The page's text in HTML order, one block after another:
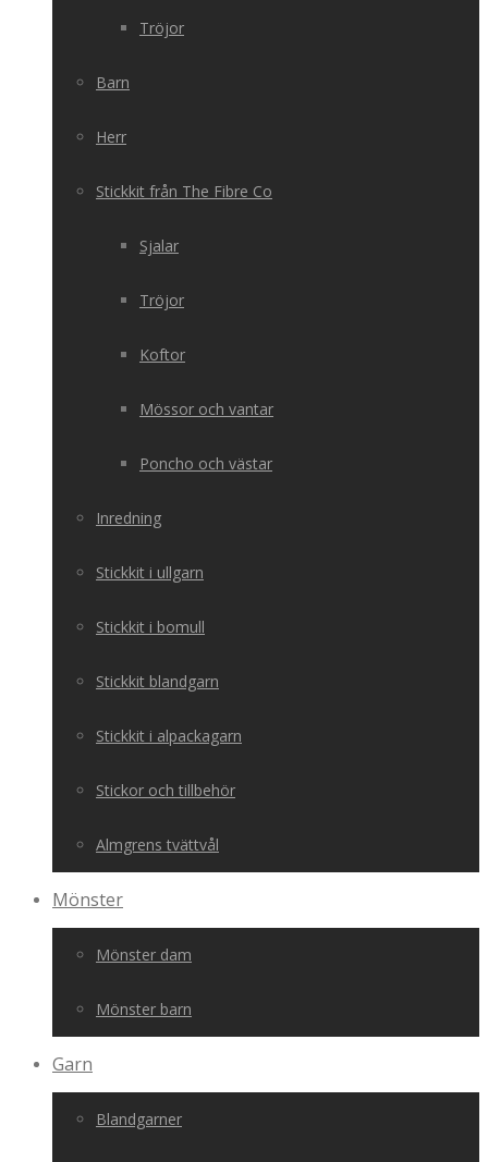
Tröjor
Barn
Herr
Stickkit från The Fibre Co
Sjalar
Tröjor
Koftor
Mössor och vantar
Poncho och västar
Inredning
Stickkit i ullgarn
Stickkit i bomull
Stickkit blandgarn
Stickkit i alpackagarn
Stickor och tillbehör
Almgrens tvättvål
Mönster
Mönster dam
Mönster barn
Garn
Blandgarner